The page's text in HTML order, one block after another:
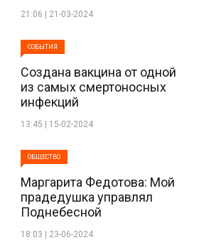
21:06 | 21-03-2024
СОБЫТИЯ
Создана вакцина от одной
из самых смертоносных
инфекций
13:45 | 15-02-2024
ОБЩЕСТВО
Маргарита Федотова: Мой
прадедушка управлял
Поднебесной
18:03 | 23-06-2024